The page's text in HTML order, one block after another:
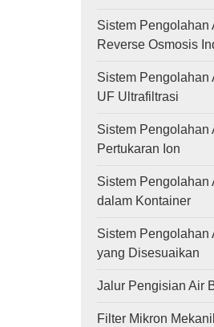
Sistem Pengolahan
Reverse Osmosis
Sistem Pengolahan
UF Ultrafiltrasi
Sistem Pengolahan
Pertukaran Ion
Sistem Pengolahan
dalam Kontainer
Sistem Pengolahan
yang Disesuaikan
Jalur Pengisian Air
Filter Mikron